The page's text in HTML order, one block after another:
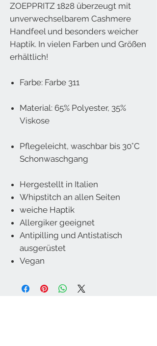
ZOEPPRITZ 1828 überzeugt mit
unverwechselbarem Cashmere
Handfeel und besonders weicher
Haptik. In vielen Farben und Größen
erhältlich!
Farbe: Farbe 311
Material: 65% Polyester, 35%
Viskose
Pflegeleicht, waschbar bis 30°C
Schonwaschgang
Hergestellt in Italien
Whipstitch an allen Seiten
weiche Haptik
Allergiker geeignet
Antipilling und Antistatisch
ausgerüstet
Vegan